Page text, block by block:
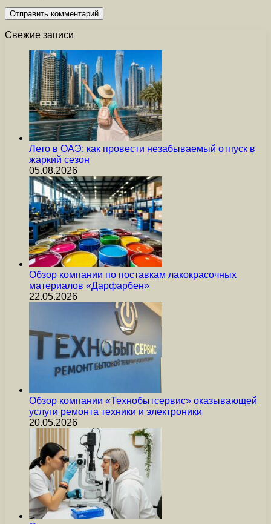
Свежие записи
Лето в ОАЭ: как провести незабываемый отпуск в
жаркий сезон
05.08.2026
Обзор компании по поставкам лакокрасочных
материалов «Дарфарбен»
22.05.2026
Обзор компании «Технобытсервис» оказывающей
услуги ремонта техники и электроники
20.05.2026